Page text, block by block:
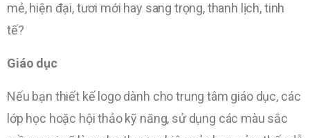
mẻ, hiện đại, tươi mới hay sang trọng, thanh lịch, tinh
tế?
Giáo dục
Nếu bạn thiết kế logo dành cho trung tâm giáo dục, các
lớp học hoặc hội thảo kỹ năng, sử dụng các màu sắc